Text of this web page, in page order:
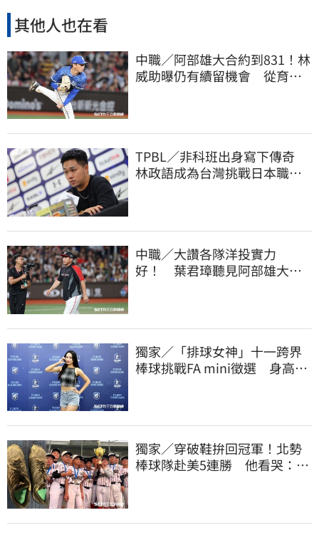
其他人也在看
中職／阿部雄大合約到831！林
威助曝仍有續留機會 從育成
TPBL／非科班出身寫下傳奇
林政語成為台灣挑戰日本職籃
中職／大讚各隊洋投實力
好！ 葉君璋聽見阿部雄大被
獨家／「排球女神」十一跨界
棒球挑戰FA mini徵選 身高
獨家／穿破鞋拚回冠軍！北勢
棒球隊赴美5連勝 他看哭：台